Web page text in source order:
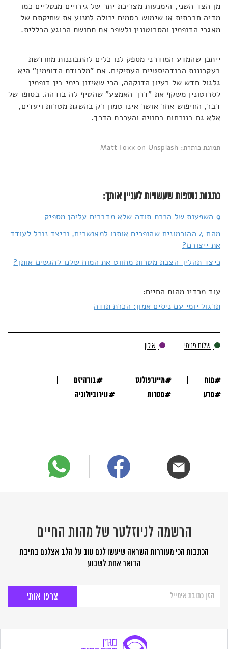
מן הצד השני, הימנעות מצריכת יתר של גירויים מנטליים כמו
מדיה חברתית או שימוש בסמים יכולה למנוע את שחיקתם של
מאגרי הדופמין והסרוטונין ולשפר את תחושת הרוגע הכללית.
ייתכן שהמדע המודרני מספק לנו כלים להתבוננות מחודשת
בעקרונות הבודהיסטיים העתיקים. אם "מלכודת הדופמין" היא
גלגול חדש של רעיון הדוקהה, הרי שאיזון כימי בין דופמין
לסרוטונין משקף את "דרך האמצע" שהטיף לה בודהה. בסופו של
דבר, החיפוש אחר אושר אינו טמון רק בהשגת מטרות ויעדים,
אלא גם בנוכחות בחוויה והערכת הדרך.
תמונת כותרת: Matt Foxx on Unsplash
כתבות נוספות שעשויות לעניין אותך:
9 השפעות של הכרת תודה שלא מדברים עליהן מספיק
מהם 4 ההורמונים שהופכים אותנו למאושרים, וכיצד נוכל לעודד
את ייצורם?
כיצד תהליך הצבת מטרות מחווט את המוח שלנו להגשים אותן?
עוד מרדיו מהות החיים:
תרגול יומי עם ניסים אמון: הכרת תודה
שלום פנימי איזון
#מוח #מיינדפולנס #בודהיזם
#מדע #מטרות #נוירוביולוגיה
הרשמה לניוזלטר של מהות החיים
הכתבות הכי מעוררות השראה שיעשו לכם טוב על הלב אצלכם בתיבת
הדואר אחת לשבוע
לניוזלטר
החיים